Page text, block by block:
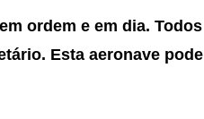
ordem e em dia. Todos
Esta aeronave pode